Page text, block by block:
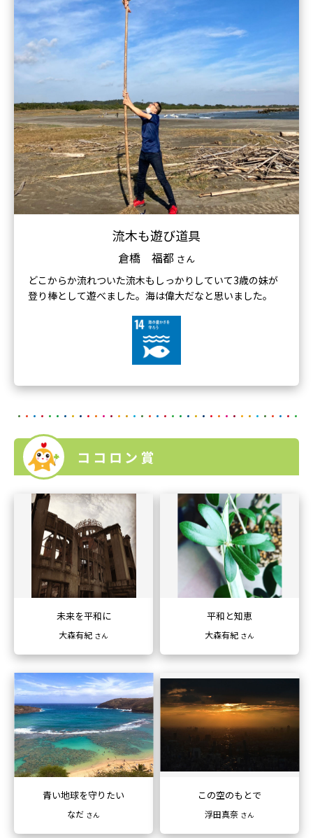
流木も遊び道具
倉橋 福都 さん
どこからか流れついた流木もしっかりしていて3歳の妹が
登り棒として遊べました。海は偉大だなと思いました。
ココロン賞
未来を平和に
大森有紀 さん
平和と知恵
大森有紀 さん
青い地球を守りたい
なだ さん
この空のもとで
浮田真奈 さん